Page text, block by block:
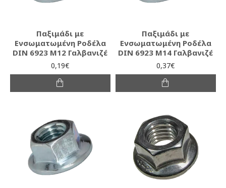
Παξιμάδι με
Ενσωματωμένη Ροδέλα
DIN 6923 Μ12 Γαλβανιζέ
0,19€
Παξιμάδι με
Ενσωματωμένη Ροδέλα
DIN 6923 Μ14 Γαλβανιζέ
0,37€